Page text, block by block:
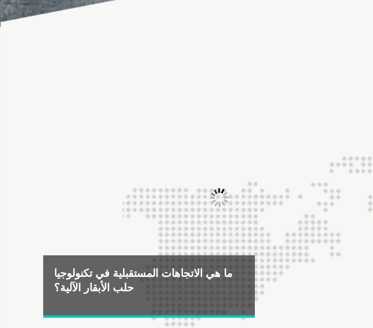
ما هي الاتجاهات المستقبلية في تكنولوجيا
حلب الأبقار الآلية؟
2025-10-29